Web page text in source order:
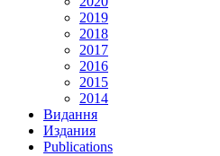
2019
2018
2017
2016
2015
2014
Видання
Издания
Publications